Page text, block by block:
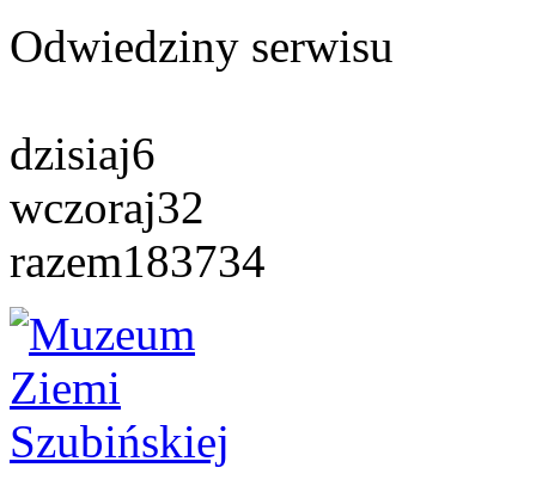
Odwiedziny serwisu
dzisiaj6
wczoraj32
razem183734